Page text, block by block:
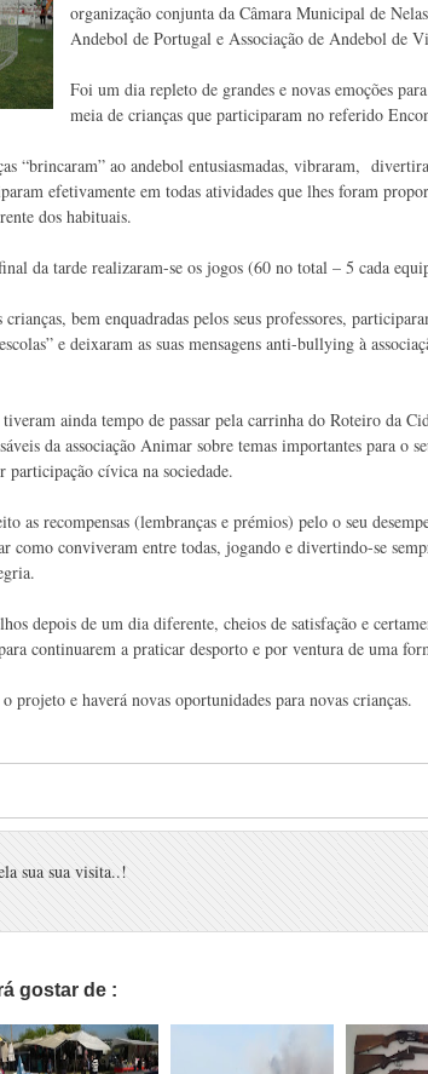
organização conjunta da Câmara Municipal de
Andebol de Portugal e Associação de Andebol de
Foi um dia repleto de grandes e novas emoções
meia de crianças que participaram no referido
“brincaram” ao andebol entusiasmadas, vibraram,
efetivamente em todas atividades que lhes foram
dos habituais.
da tarde realizaram-se os jogos (60 no total – 5 cada
bem enquadradas pelos seus professores,
e deixaram as suas mensagens anti-bullying à
ainda tempo de passar pela carrinha do Roteiro da
da associação Animar sobre temas importantes para o
cívica na sociedade.
as recompensas (lembranças e prémios) pelo o seu
como conviveram entre todas, jogando e divertindo-se
depois de um dia diferente, cheios de satisfação e
continuarem a praticar desporto e por ventura de uma
projeto e haverá novas oportunidades para novas crianças.
sua sua visita..!
gostar de :